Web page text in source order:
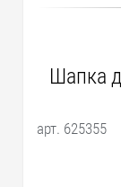
Шапка
арт. 625355